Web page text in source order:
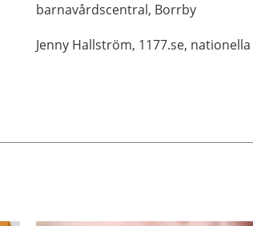
barnavårdscentral, Borrby
Jenny Hallström, 1177.se,